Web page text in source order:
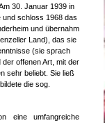
30. Januar 1939 in
und schloss 1968 das
und übernahm
Land), das sie
(sie sprach
offenen Art, mit der
sehr beliebt. Sie ließ
die sog.
eine umfangreiche